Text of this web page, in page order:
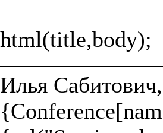
Илья